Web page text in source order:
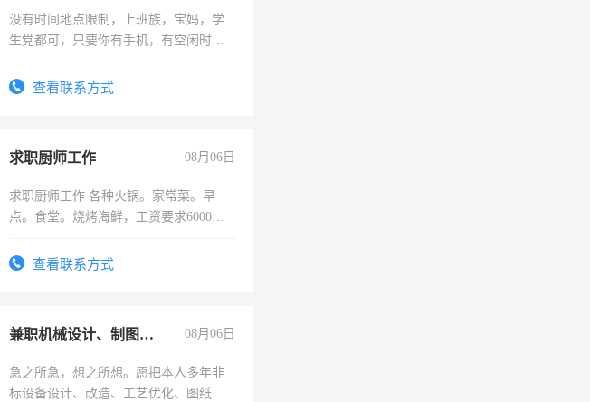
没有时间地点限制，上班族，宝妈，学
生党都可，只要你有手机，有空闲时
勤快的四五十，每天挣零花钱没问题！
查看联系方式
求职厨师工作 08月06日
求职厨师工作 各种火锅。家常菜。早
点。食堂。烧烤海鲜，工资要求6000以
查看联系方式
兼职机械设计、制图、设备改造 08月06日
急之所急，想之所想。愿把本人多年非
标设备设计、改造、工艺优化、图纸制